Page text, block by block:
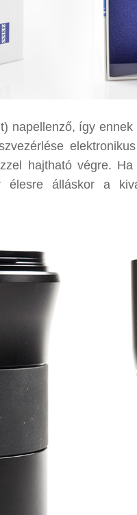
napellenző, így
hajtható végre.
élesre álláskor a